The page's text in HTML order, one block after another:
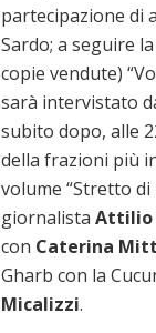
partecipazione di
Sardo; a seguire
copie vendute)
sarà intervistato
subito dopo, alle
della frazioni più
volume “Stretto
giornalista Attilio
con Caterina
Gharb con la
Micalizzi.